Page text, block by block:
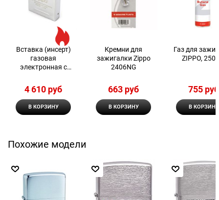
Вставка (инсерт)
газовая
электронная с
Zippo
4 610 руб
В КОРЗИНУ
Кремни для
зажигалки Zippo
2406NG
663 руб
В КОРЗИНУ
Газ для
ZIPPO, 250
755 руб
В КОРЗИНУ
Похожие модели